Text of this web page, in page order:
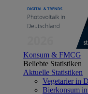
Konsum & FMCG
Beliebte Statistiken
Aktuelle Statistiken
Vegetarier in
Bierkonsum